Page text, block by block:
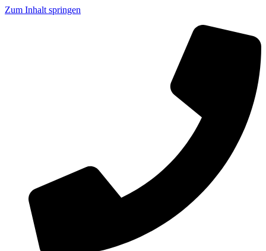
Zum Inhalt springen